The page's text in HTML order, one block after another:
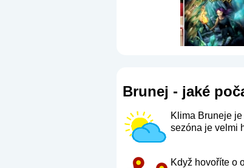
Brunej - jaké
Klima Bruneje
sezóna je velmi
Když hovoříte o